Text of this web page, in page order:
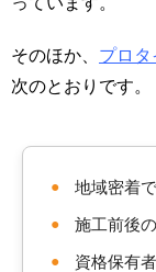
そのほか、 プロ
次のとおりです。
● 地域密着
● 施工前後
● 資格保有